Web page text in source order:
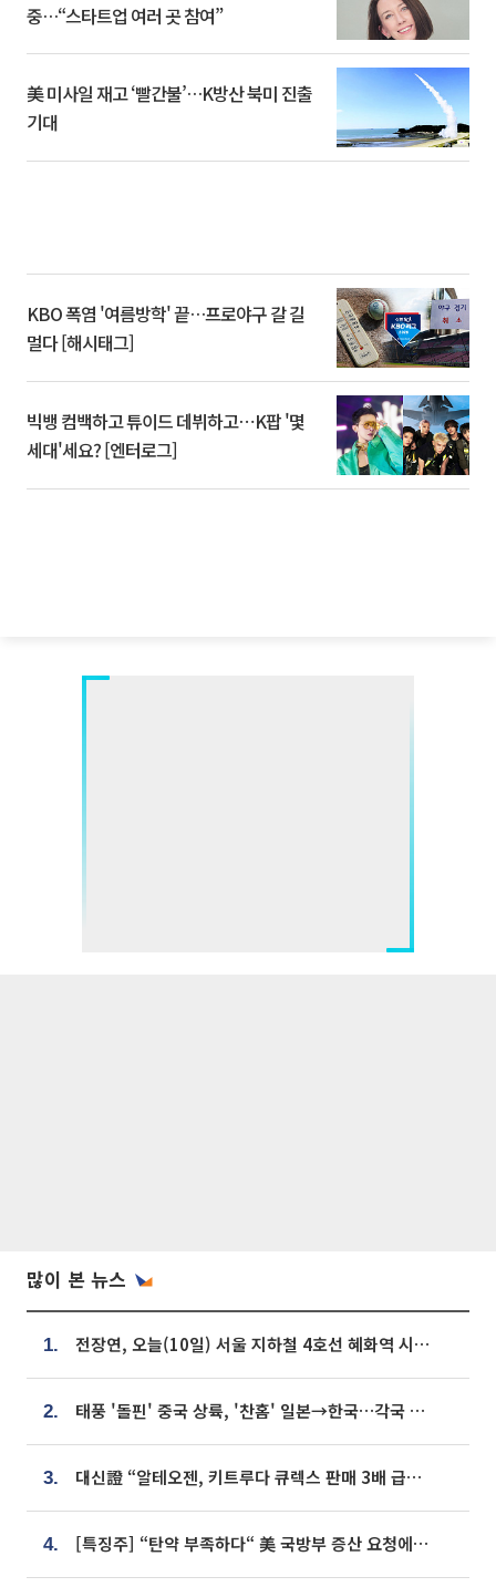
중…“스타트업 여러 곳 참여”
美 미사일 재고 ‘빨간불’…K방산 북미 진출
기대
KBO 폭염 '여름방학' 끝…프로야구 갈 길
멀다 [해시태그]
빅뱅 컴백하고 튜이드 데뷔하고⋯K팝 '몇
세대'세요? [엔터로그]
많이 본 뉴스
1. 전장연, 오늘(10일) 서울 지하철 4호선 혜화역 시위…1호선 용산역 무정차
2. 태풍 '돌핀' 중국 상륙, '찬홈' 일본→한국…각국 기상청 예상 경로는?
3. 대신證 “알테오젠, 키트루다 큐렉스 판매 3배 급증…목표가 41만원 상향”
4. [특징주] “탄약 부족하다“ 美 국방부 증산 요청에⋯국내 방산주 급등세